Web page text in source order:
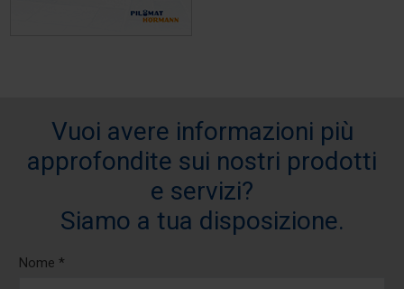
Vuoi avere informazioni più
approfondite sui nostri prodotti
e servizi?
Siamo a tua disposizione.
Nome *